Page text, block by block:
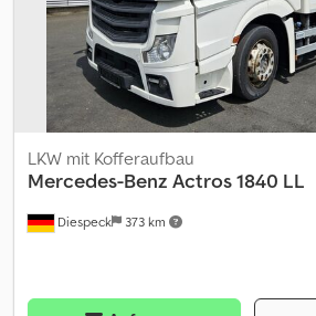
Bereifung: 315/70R22,5 1 A: ( 8 / 8 mm) 2 A:
5400 mm ----unsere E-Mail Adresse:
Besorgung von Kurzzeit- oder
/ Anlieferung EU-weit - Verzollung von
Drittland Whatsapp for english, german,
languages:
Diespeck 373 km
LKW mit Kofferaufbau
Mercedes-Benz Actros 1840 LL